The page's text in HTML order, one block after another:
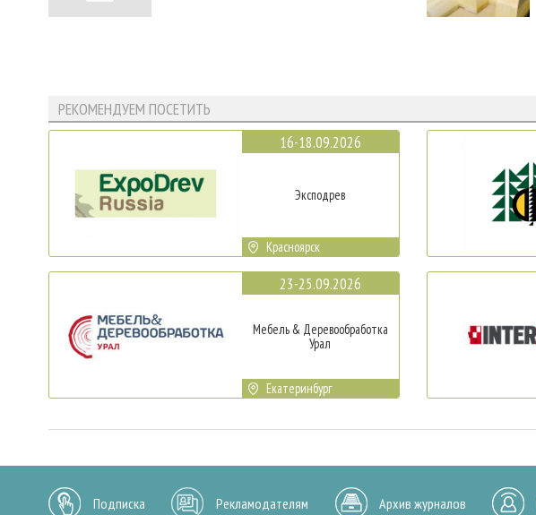
РЕКОМЕНДУЕМ ПОСЕТИТЬ
16-18.09.2026
Эксподрев
Красноярск
23-25.09.2026
Мебель & Деревообработка
Урал
Екатеринбург
Подписка Рекламодателям Архив журналов